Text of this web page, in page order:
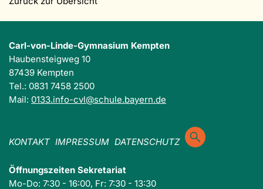
Carl-von-Linde-Gymnasium Kempten
Haubensteigweg 10
87439 Kempten
Tel.: 0831 7458 2500
Mail: 0133.info-cvl@schule.bayern.de
KONTAKT IMPRESSUM DATENSCHUTZ
Öffnungszeiten Sekretariat
Mo-Do: 7:30 - 16:00, Fr: 7:30 - 13:30